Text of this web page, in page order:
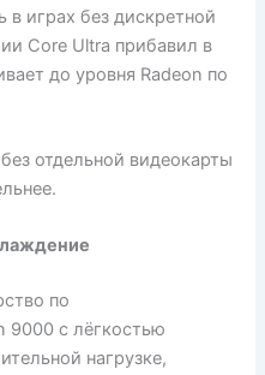
играх без дискретной
Core Ultra прибавил в
до уровня Radeon по
отдельной видеокарты
по
9000 с лёгкостью
нагрузке,